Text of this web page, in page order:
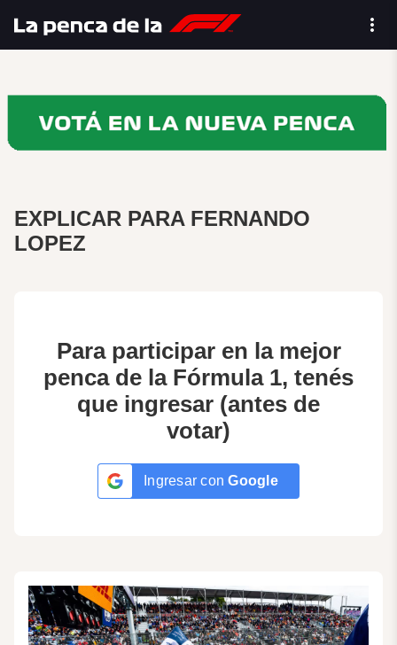
EXPLICAR PARA FERNANDO
LOPEZ
Para participar en la mejor
penca de la Fórmula 1, tenés
que ingresar (antes de
votar)
Ingresar conGoogle